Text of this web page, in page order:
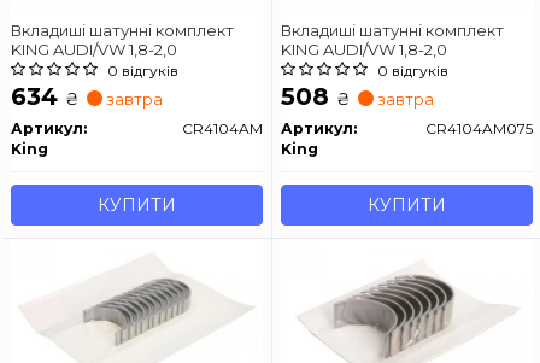
Вкладиші шатунні комплект
KING AUDI/VW 1,8-2,0
0 відгуків
634 ₴ завтра
Артикул:
CR4104AM
King
КУПИТИ
Вкладиші шатунні комплект
KING AUDI/VW 1,8-2,0
0 відгуків
508 ₴ завтра
Артикул:
CR4104AM075
King
КУПИТИ